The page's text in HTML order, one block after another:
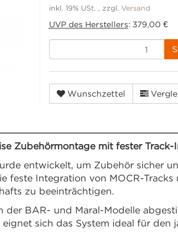
inkl. 19% USt. , zzgl. Versand
UVP des Herstellers: 379,00 €
Wunschzettel
Zubehörmontage mit fester Track-
entwickelt, um Zubehör sicher
feste Integration von MOCR-
zu beeinträchtigen.
BAR- und Maral-Modelle
sich das System ideal für